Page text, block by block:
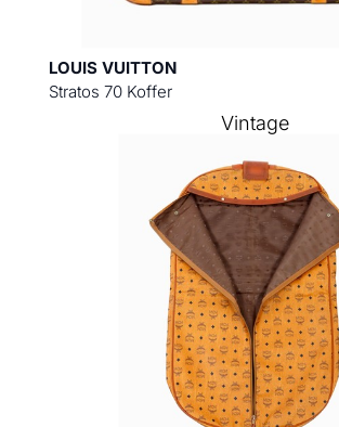
LOUIS VUITTON
Stratos 70 Koffer
Vintage